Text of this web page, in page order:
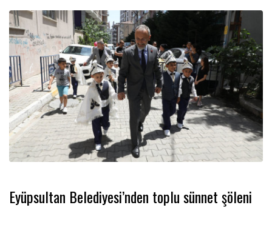
Eyüpsultan Belediyesi’nden toplu sünnet şöleni